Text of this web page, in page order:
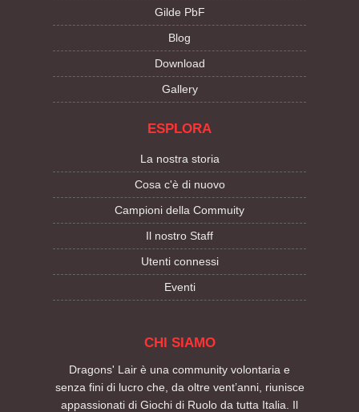
Gilde PbF
Blog
Download
Gallery
ESPLORA
La nostra storia
Cosa c'è di nuovo
Campioni della Commuity
Il nostro Staff
Utenti connessi
Eventi
CHI SIAMO
Dragons' Lair è una community volontaria e
senza fini di lucro che, da oltre vent’anni, riunisce
appassionati di Giochi di Ruolo da tutta Italia. Il